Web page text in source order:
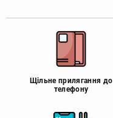
Щільне прилягання до
телефону